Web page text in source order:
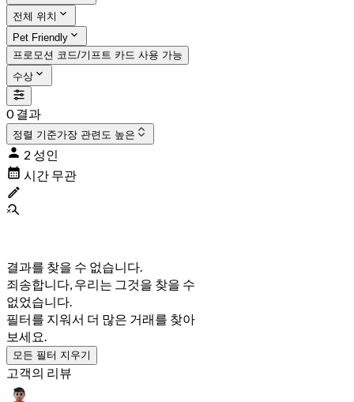
전체 위치
Pet Friendly
프로모션 코드/기프트 카드 사용 가능
수상
0 결과
정렬 기준가장 관련도 높은
2 성인
시간 무관
결과를 찾을 수 없습니다.
죄송합니다, 우리는 그것을 찾을 수
없었습니다.
필터를 지워서 더 많은 거래를 찾아
보세요.
모든 필터 지우기
고객의 리뷰